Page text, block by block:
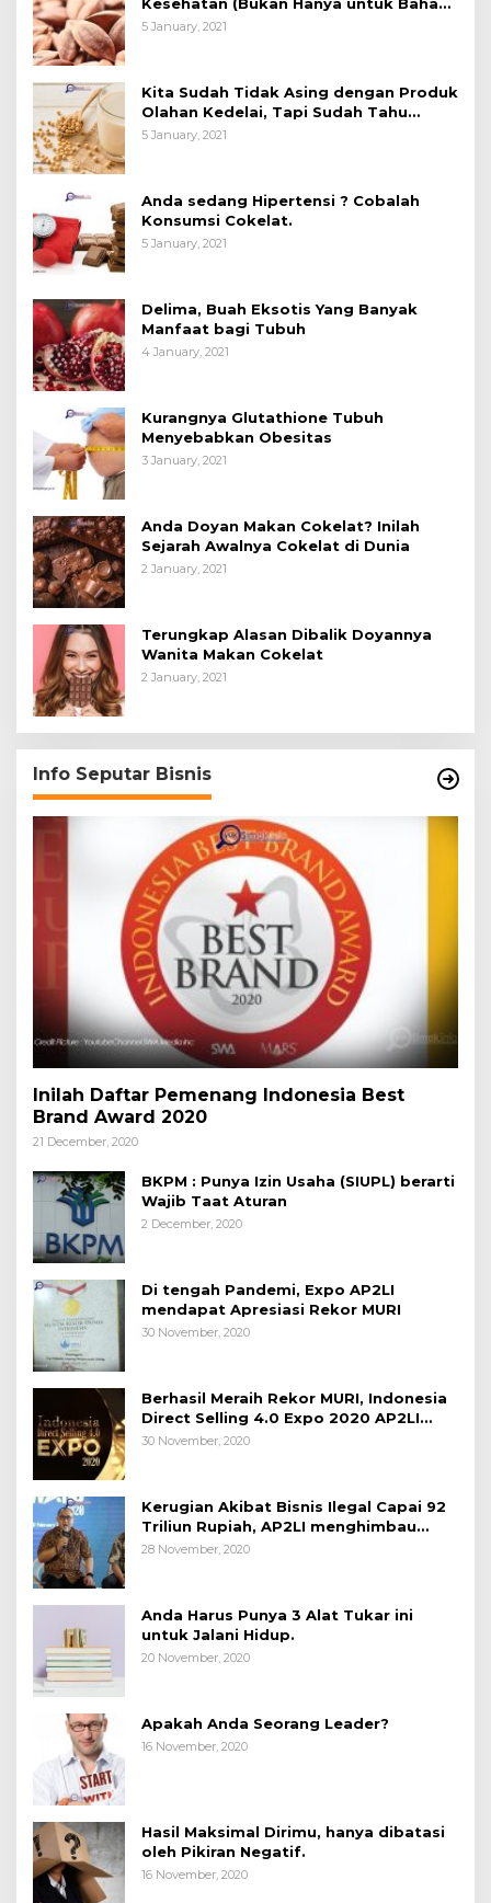
Kesehatan (Bukan Hanya untuk Bahan
Kue)
5 January, 2021
Kita Sudah Tidak Asing dengan Produk
Olahan Kedelai, Tapi Sudah Tahu
Manfaatnya untuk Kesehatan?
5 January, 2021
Anda sedang Hipertensi ? Cobalah
Konsumsi Cokelat.
5 January, 2021
Delima, Buah Eksotis Yang Banyak
Manfaat bagi Tubuh
4 January, 2021
Kurangnya Glutathione Tubuh
Menyebabkan Obesitas
3 January, 2021
Anda Doyan Makan Cokelat? Inilah
Sejarah Awalnya Cokelat di Dunia
2 January, 2021
Terungkap Alasan Dibalik Doyannya
Wanita Makan Cokelat
2 January, 2021
Info Seputar Bisnis
Inilah Daftar Pemenang Indonesia Best
Brand Award 2020
21 December, 2020
BKPM : Punya Izin Usaha (SIUPL) berarti
Wajib Taat Aturan
2 December, 2020
Di tengah Pandemi, Expo AP2LI
mendapat Apresiasi Rekor MURI
30 November, 2020
Berhasil Meraih Rekor MURI, Indonesia
Direct Selling 4.0 Expo 2020 AP2LI
berakhir sangat memuaskan
30 November, 2020
Kerugian Akibat Bisnis Ilegal Capai 92
Triliun Rupiah, AP2LI menghimbau
masyarakat Waspada.
28 November, 2020
Anda Harus Punya 3 Alat Tukar ini
untuk Jalani Hidup.
20 November, 2020
Apakah Anda Seorang Leader?
16 November, 2020
Hasil Maksimal Dirimu, hanya dibatasi
oleh Pikiran Negatif.
16 November, 2020